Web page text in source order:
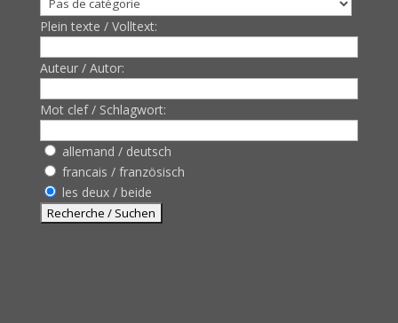
Plein texte / Volltext:
Auteur / Autor:
Mot clef / Schlagwort:
allemand / deutsch
francais / französisch
les deux / beide